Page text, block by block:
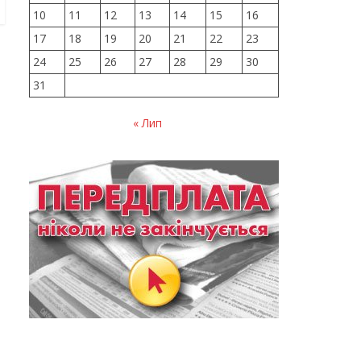
10
11 12 13 14 15
16
17
18 19 20 21 22
23
24
25 26 27 28 29
30
31
« Лип